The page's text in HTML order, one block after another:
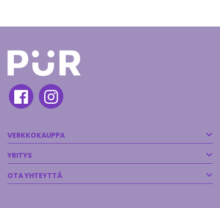
VERKKOKAUPPA
YRITYS
OTA YHTEYTTÄ